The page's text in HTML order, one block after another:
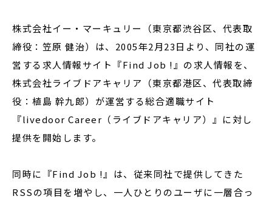
株式会社イー・マーキュリー（東京都渋谷区、代表取
締役：笠原 健治）は、2005年2月23日より、同社の運
営する求人情報サイト『Find Job !』の求人情報を、
株式会社ライブドアキャリア（東京都港区、代表取締
役：植島 幹九郎）が運営する総合適職サイト
『livedoor Career（ライブドアキャリア）』に対し
提供を開始します。
同時に『Find Job !』は、従来同社で提供してきた
RSSの項目を増やし、一人ひとりのユーザに一層合っ